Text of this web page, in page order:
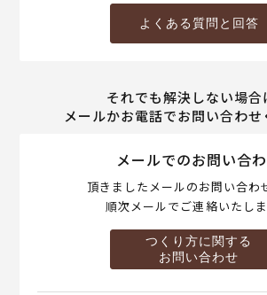
よくある質問と回答
それでも解決しない場合
メールかお電話でお問い合わせ
メールでのお問い合
頂きましたメールのお問い合わ
順次メールでご連絡いたしま
つくり方に関する
お問い合わせ